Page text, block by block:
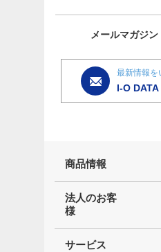
メールマガジン
最新情報を
I-O
商品情報
法人のお客
様
サービス